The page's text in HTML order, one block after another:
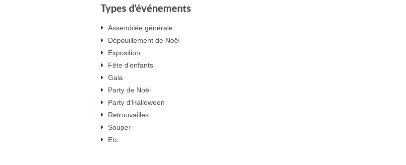
Types d’événements
Assemblée générale
Dépouillement de Noël
Exposition
Fête d’enfants
Gala
Party de Noël
Party d’Halloween
Retrouvailles
Souper
Etc.